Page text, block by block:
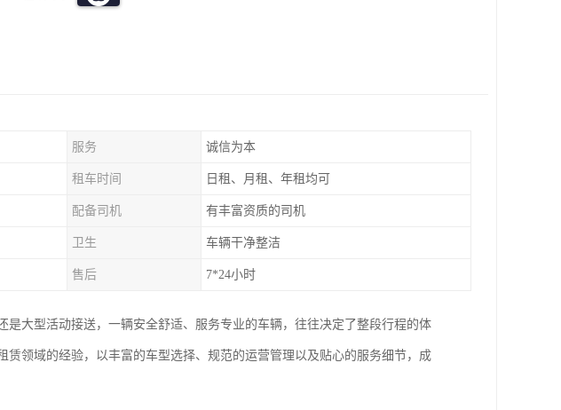
服务 诚信为本
租车时间 日租、月租、年租均可
配备司机 有丰富资质的司机
卫生 车辆干净整洁
售后 7*24小时
大型活动接送，一辆安全舒适、服务专业的车辆，往往决定了整段行程的体
领域的经验，以丰富的车型选择、规范的运营管理以及贴心的服务细节，成